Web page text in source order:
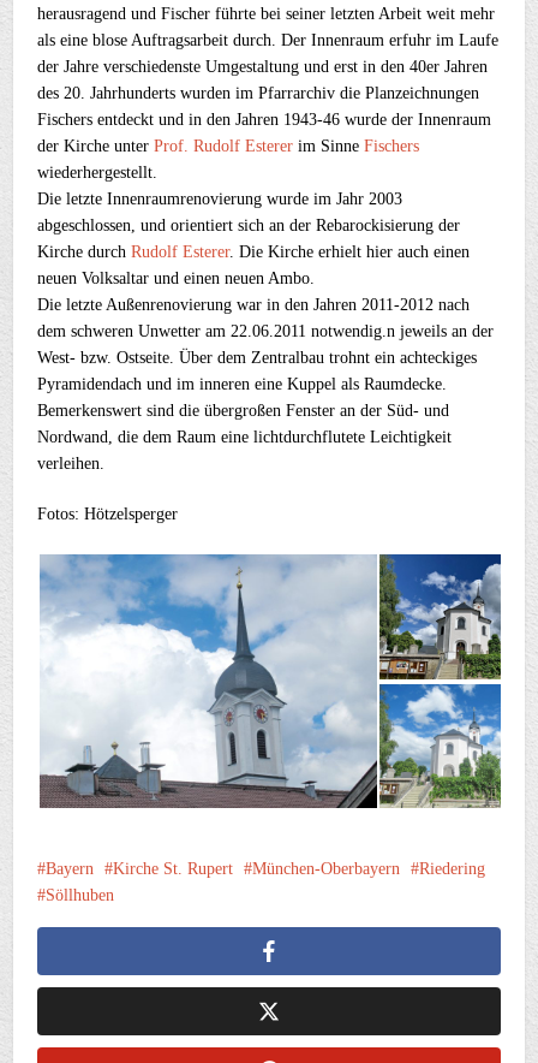
herausragend und Fischer führte bei seiner letzten Arbeit weit mehr
als eine blose Auftragsarbeit durch. Der Innenraum erfuhr im Laufe
der Jahre verschiedenste Umgestaltung und erst in den 40er Jahren
des 20. Jahrhunderts wurden im Pfarrarchiv die Planzeichnungen
Fischers entdeckt und in den Jahren 1943-46 wurde der Innenraum
der Kirche unterProf. Rudolf Esterer im Sinne Fischers
wiederhergestellt.
Die letzte Innenraumrenovierung wurde im Jahr 2003
abgeschlossen, und orientiert sich an der Rebarockisierung der
Kirche durchRudolf Esterer. Die Kirche erhielt hier auch einen
neuen Volksaltar und einen neuen Ambo.
Die letzte Außenrenovierung war in den Jahren 2011-2012 nach
dem schweren Unwetter am 22.06.2011 notwendig.n jeweils an der
West- bzw. Ostseite. Über dem Zentralbau trohnt ein achteckiges
Pyramidendach und im inneren eine Kuppel als Raumdecke.
Bemerkenswert sind die übergroßen Fenster an der Süd- und
Nordwand, die dem Raum eine lichtdurchflutete Leichtigkeit
verleihen.
Fotos: Hötzelsperger
Bayern Kirche St. Rupert München-Oberbayern
Riedering
Söllhuben